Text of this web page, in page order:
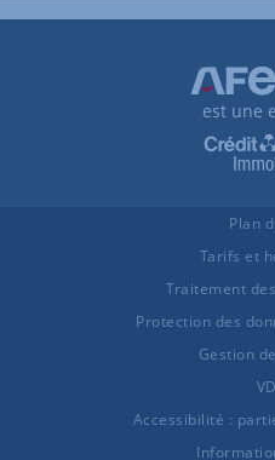
est une
Plan
Tarifs et
Traitement
Protection des
Gestion
Accessibilité :